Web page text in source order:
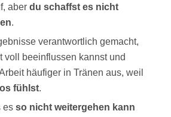
aber du schaffst es nicht
.
verantwortlich gemacht,
voll beeinflussen kannst und
häufiger in Tränen aus, weil
fühlst.
es so nicht weitergehen kann